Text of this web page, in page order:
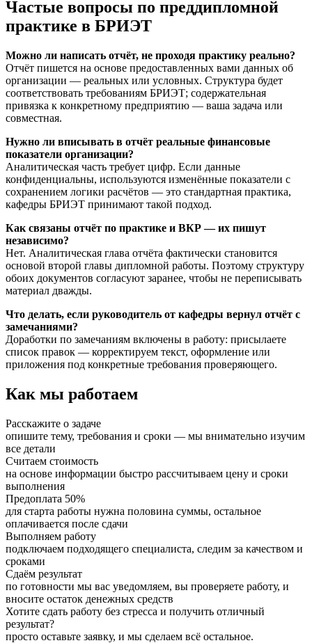
Частые вопросы по преддипломной
практике в БРИЭТ
Можно ли написать отчёт, не проходя практику реально?
Отчёт пишется на основе предоставленных вами данных об
организации — реальных или условных. Структура будет
соответствовать требованиям БРИЭТ; содержательная
привязка к конкретному предприятию — ваша задача или
совместная.
Нужно ли вписывать в отчёт реальные финансовые
показатели организации?
Аналитическая часть требует цифр. Если данные
конфиденциальны, используются изменённые показатели с
сохранением логики расчётов — это стандартная практика,
кафедры БРИЭТ принимают такой подход.
Как связаны отчёт по практике и ВКР — их пишут
независимо?
Нет. Аналитическая глава отчёта фактически становится
основой второй главы дипломной работы. Поэтому структуру
обоих документов согласуют заранее, чтобы не переписывать
материал дважды.
Что делать, если руководитель от кафедры вернул отчёт с
замечаниями?
Доработки по замечаниям включены в работу: присылаете
список правок — корректируем текст, оформление или
приложения под конкретные требования проверяющего.
Как мы работаем
Расскажите о задаче
опишите тему, требования и сроки — мы внимательно изучим
все детали
Считаем стоимость
на основе информации быстро рассчитываем цену и сроки
выполнения
Предоплата 50%
для старта работы нужна половина суммы, остальное
оплачивается после сдачи
Выполняем работу
подключаем подходящего специалиста, следим за качеством и
сроками
Сдаём результат
по готовности мы вас уведомляем, вы проверяете работу, и
вносите остаток денежных средств
Хотите сдать работу без стресса и получить отличный
результат?
просто оставьте заявку, и мы сделаем всё остальное.